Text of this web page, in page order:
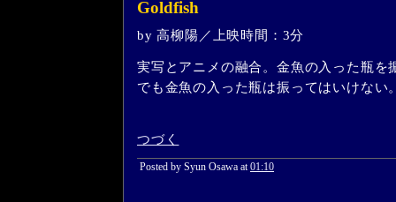
Goldfish
by 高柳陽／上映時間：3分
実写とアニメの融合。金魚の入った瓶を
でも金魚の入った瓶は振ってはいけない
つづく
Posted by Syun Osawa at01:10